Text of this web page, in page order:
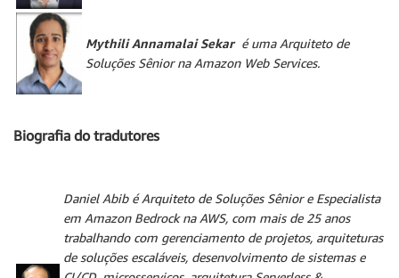
Mythili Annamalai Sekar é uma Arquiteto de
Soluções Sênior na Amazon Web Services.
Biografia do tradutores
Daniel Abibé Arquiteto de Soluções Sênior e Especialista
em Amazon Bedrock na AWS, com mais de 25 anos
trabalhando com gerenciamento de projetos, arquiteturas
de soluções escaláveis, desenvolvimento de sistemas e